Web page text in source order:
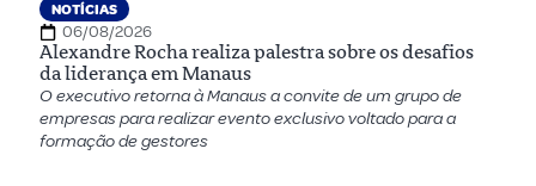
NOTÍCIAS
06/08/2026
Alexandre Rocha realiza palestra sobre os desafios
da liderança em Manaus
O executivo retorna à Manaus a convite de um grupo de
empresas para realizar evento exclusivo voltado para a
formação de gestores